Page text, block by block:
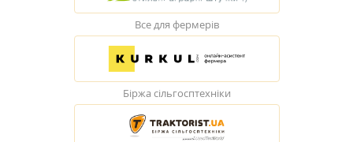
Все для фермерів
Біржа сільгосптехніки